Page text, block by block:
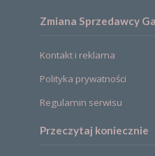
Zmiana Sprzedawcy
Kontakt i reklama
Polityka prywatności
Regulamin serwisu
Przeczytaj koniecznie